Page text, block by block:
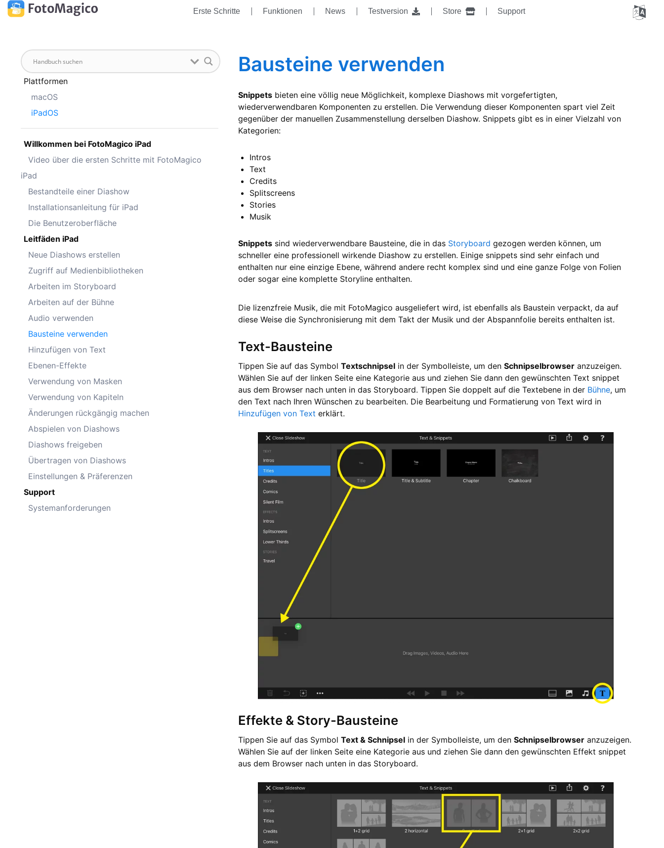
Erste Schritte Funktionen News Testversion Store Support
Plattformen
macOS
iPadOS
Willkommen bei FotoMagico iPad
Video über die ersten Schritte mit FotoMagico
iPad
Bestandteile einer Diashow
Installationsanleitung für iPad
Die Benutzeroberfläche
Leitfäden iPad
Neue Diashows erstellen
Zugriff auf Medienbibliotheken
Arbeiten im Storyboard
Arbeiten auf der Bühne
Audio verwenden
Bausteine verwenden
Hinzufügen von Text
Ebenen-Effekte
Verwendung von Masken
Verwendung von Kapiteln
Änderungen rückgängig machen
Abspielen von Diashows
Diashows freigeben
Übertragen von Diashows
Einstellungen & Präferenzen
Support
Systemanforderungen
Bausteine verwenden
Snippets bieten eine völlig neue Möglichkeit, komplexe Diashows mit vorgefertigten,
wiederverwendbaren Komponenten zu erstellen. Die Verwendung dieser Komponenten spart viel Zeit
gegenüber der manuellen Zusammenstellung derselben Diashow. Snippets gibt es in einer Vielzahl von
Kategorien:
Intros
Text
Credits
Splitscreens
Stories
Musik
Snippets sind wiederverwendbare Bausteine, die in das Storyboard gezogen werden können, um
schneller eine professionell wirkende Diashow zu erstellen. Einige snippets sind sehr einfach und
enthalten nur eine einzige Ebene, während andere recht komplex sind und eine ganze Folge von Folien
oder sogar eine komplette Storyline enthalten.
Die lizenzfreie Musik, die mit FotoMagico ausgeliefert wird, ist ebenfalls als Baustein verpackt, da auf
diese Weise die Synchronisierung mit dem Takt der Musik und der Abspannfolie bereits enthalten ist.
Text-Bausteine
Tippen Sie auf das Symbol Textschnipsel in der Symbolleiste, um den Schnipselbrowser anzuzeigen.
Wählen Sie auf der linken Seite eine Kategorie aus und ziehen Sie dann den gewünschten Text snippet
aus dem Browser nach unten in das Storyboard. Tippen Sie doppelt auf die Textebene in der Bühne, um
den Text nach Ihren Wünschen zu bearbeiten. Die Bearbeitung und Formatierung von Text wird in
Hinzufügen von Text erklärt.
Effekte & Story-Bausteine
Tippen Sie auf das Symbol Text & Schnipsel in der Symbolleiste, um den Schnipselbrowser anzuzeigen.
Wählen Sie auf der linken Seite eine Kategorie aus und ziehen Sie dann den gewünschten Effekt snippet
aus dem Browser nach unten in das Storyboard.